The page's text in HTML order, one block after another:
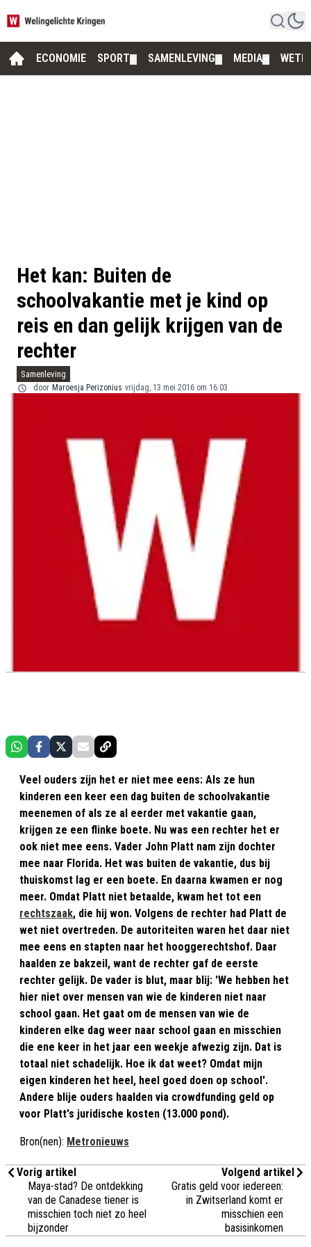
ECONOMIE SPORT SAMENLEVING MEDIA
Het kan: Buiten de
schoolvakantie met je kind op
reis en dan gelijk krijgen van de
rechter
Samenleving
door Maroesja Perizonius vrijdag, 13 mei 2016 om 16:03
Veel ouders zijn het er niet mee eens: Als ze hun
kinderen een keer een dag buiten de schoolvakantie
meenemen of als ze al eerder met vakantie gaan,
krijgen ze een flinke boete. Nu was een rechter het er
ook niet mee eens. Vader John Platt nam zijn dochter
mee naar Florida. Het was buiten de vakantie, dus bij
thuiskomst lag er een boete. En daarna kwamen er nog
meer. Omdat Platt niet betaalde, kwam het tot een
rechtszaak, die hij won. Volgens de rechter had Platt de
wet niet overtreden. De autoriteiten waren het daar niet
mee eens en stapten naar het hooggerechtshof. Daar
haalden ze bakzeil, want de rechter gaf de eerste
rechter gelijk. De vader is blut, maar blij: 'We hebben het
hier niet over mensen van wie de kinderen niet naar
school gaan. Het gaat om de mensen van wie de
kinderen elke dag weer naar school gaan en misschien
die ene keer in het jaar een weekje afwezig zijn. Dat is
totaal niet schadelijk. Hoe ik dat weet? Omdat mijn
eigen kinderen het heel, heel goed doen op school'.
Andere blije ouders haalden via crowdfunding geld op
voor Platt's juridische kosten (13.000 pond).
Bron(nen): Metronieuws
Vorig artikel
Maya-stad? De ontdekking
van de Canadese tiener is
misschien toch niet zo heel
bijzonder
Volgend artikel
Gratis geld voor iedereen:
in Zwitserland komt er
misschien een
basisinkomen